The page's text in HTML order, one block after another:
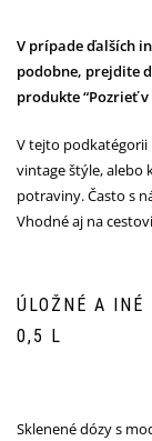
V prípade ďalších
podobne, prejdite
produkte “Pozrieť v
V tejto podkatégorii
vintage štýle, alebo
potraviny. Často s
Vhodné aj na
ÚLOŽNÉ A INÉ
0,5 L
Sklenené dózy s